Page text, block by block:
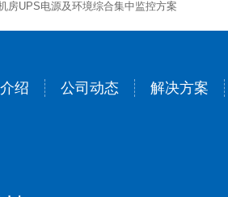
房UPS电源及环境综合集中监控方案
绍 公司动态 解决方案